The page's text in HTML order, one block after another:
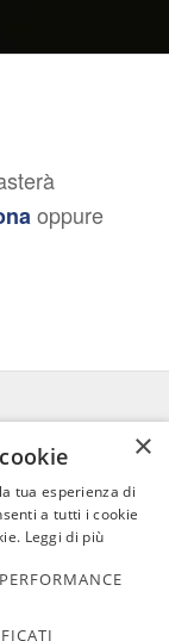
oppure
–
I.V. –
×
tua esperienza di
a tutti i cookie
Leggi di più
PERFORMANCE